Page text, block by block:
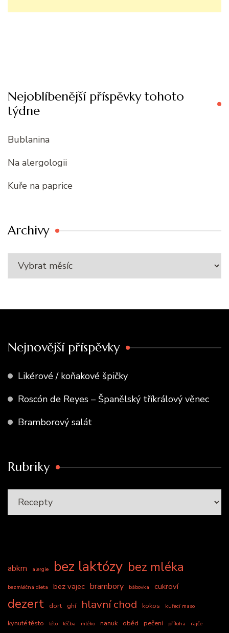
Nejoblíbenější příspěvky tohoto
týdne
Bublanina
Na alergologii
Kuře na paprice
Archivy
Nejnovější příspěvky
Likérové / koňakové špičky
Roscón de Reyes – Španělský tříkrálový věnec
Bramborový salát
Rubriky
abkm alergie bez laktózy bez mléka
bezmléčná dieta bez vajec brambory bábovka cukroví
dezert dort ghí hlavní chod kokos kuřecí maso
kynuté těsto léto léčba mléko nanuk oběd pečení příloha rajče